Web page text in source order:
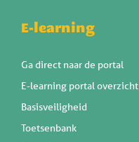
E-learning
Ga direct naar de portal
E-learning portal overzicht
Basisveiligheid
Toetsenbank